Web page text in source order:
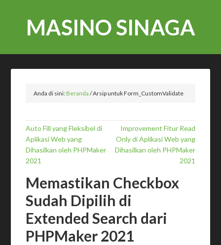
MASINO SINAGA
Anda di sini:Beranda /Arsip untuk Form_CustomValidate
Auto Fill yang Fleksibel di
Aplikasi Web yang
Dihasilkan oleh PHPMaker
2021
Improvement Fitur Read
Only di Aplikasi Web yang
Dihasilkan oleh PHPMaker
2021
Memastikan Checkbox
Sudah Dipilih di
Extended Search dari
PHPMaker 2021